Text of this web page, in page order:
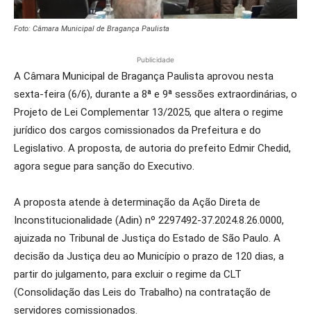
Foto: Câmara Municipal de Bragança Paulista
Publicidade
A Câmara Municipal de Bragança Paulista aprovou nesta
sexta-feira (6/6), durante a 8ª e 9ª sessões extraordinárias, o
Projeto de Lei Complementar 13/2025, que altera o regime
jurídico dos cargos comissionados da Prefeitura e do
Legislativo. A proposta, de autoria do prefeito Edmir Chedid,
agora segue para sanção do Executivo.
A proposta atende à determinação da Ação Direta de
Inconstitucionalidade (Adin) nº 2297492-37.2024.8.26.0000,
ajuizada no Tribunal de Justiça do Estado de São Paulo. A
decisão da Justiça deu ao Município o prazo de 120 dias, a
partir do julgamento, para excluir o regime da CLT
(Consolidação das Leis do Trabalho) na contratação de
servidores comissionados.